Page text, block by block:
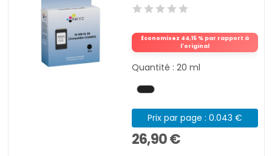
Économisez 44,15 % par rapport à
l'original
Quantité : 20 ml
Prix par page : 0.043 €
26,90 €